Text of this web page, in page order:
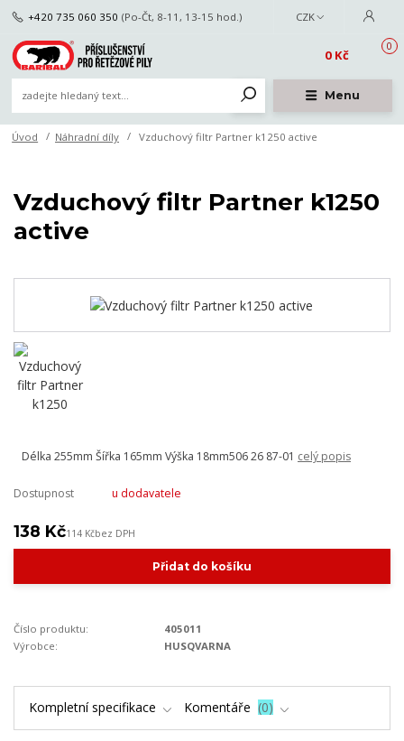
Menu
CZK
+420 735 060 350 (Po-Čt, 8-11, 13-15 hod.)
0
0 Kč
Úvod Náhradní díly Vzduchový filtr Partner k1250 active
Vzduchový filtr Partner k1250
active
Délka 255mm Šířka 165mm Výška 18mm506 26 87-01 celý popis
Dostupnost u dodavatele
138 Kč114 Kčbez DPH
Přidat do košíku
Číslo produktu:
405011
Výrobce:
HUSQVARNA
Kompletní specifikace Komentáře 0